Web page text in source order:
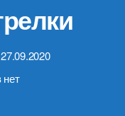
27.09.2020
к
нет